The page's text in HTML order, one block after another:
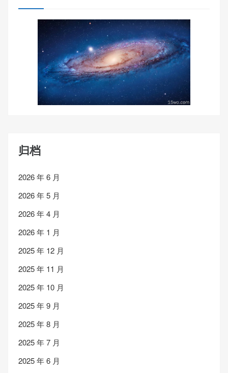
归档
2026 年 6 月
2026 年 5 月
2026 年 4 月
2026 年 1 月
2025 年 12 月
2025 年 11 月
2025 年 10 月
2025 年 9 月
2025 年 8 月
2025 年 7 月
2025 年 6 月